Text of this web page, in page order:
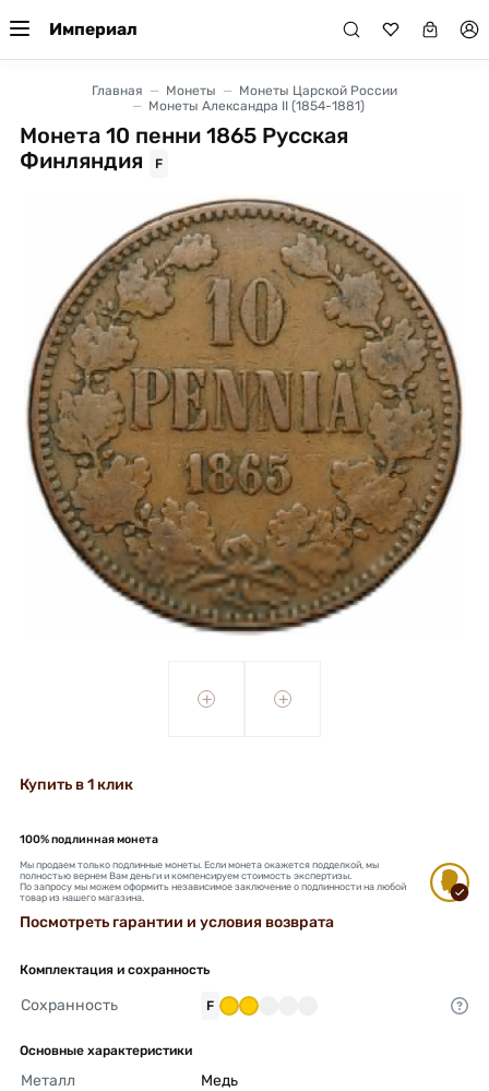
Империал
Главная Монеты
Монеты Царской России
Монеты Александра II (1854-1881)
Монета 10 пенни 1865 Русская
Финляндия
F
+ +
Купить в 1 клик
100% подлинная монета
Мы продаем только подлинные монеты. Если монета окажется подделкой, мы
полностью вернем Вам деньги и компенсируем стоимость экспертизы.
По запросу мы можем оформить независимое заключение о подлинности на любой
товар из нашего магазина.
Посмотреть гарантии и условия возврата
Комплектация и сохранность
Сохранность F
Основные характеристики
Металл
Медь